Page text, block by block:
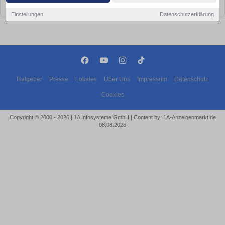
Einstellungen Datenschutzerklärung
Ratgeber Presse Lokales Über Uns Impressum Datenschutz
Cookies
Copyright © 2000 - 2026 | 1A Infosysteme GmbH | Content by: 1A-Anzeigenmarkt.de
08.08.2026